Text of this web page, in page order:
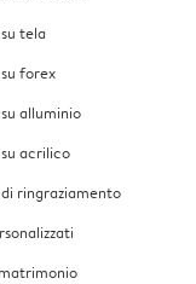
tela
forex
alluminio
acrilico
ringraziamento